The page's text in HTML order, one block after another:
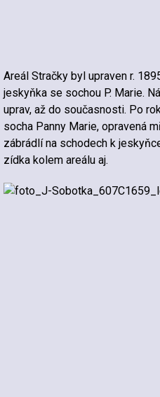
Areál Stračky byl upraven r.
jeskyňka se sochou P. Marie.
uprav, až do současnosti. Po
socha Panny Marie, opravená
zábrádlí na schodech k
zídka kolem areálu aj.